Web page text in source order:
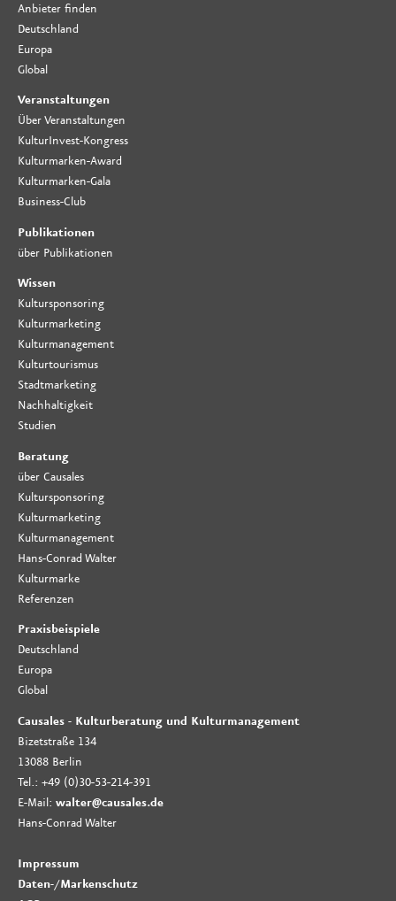
Anbieter finden
Deutschland
Europa
Global
Veranstaltungen
Über Veranstaltungen
KulturInvest-Kongress
Kulturmarken-Award
Kulturmarken-Gala
Business-Club
Publikationen
über Publikationen
Wissen
Kultursponsoring
Kulturmarketing
Kulturmanagement
Kulturtourismus
Stadtmarketing
Nachhaltigkeit
Studien
Beratung
über Causales
Kultursponsoring
Kulturmarketing
Kulturmanagement
Hans-Conrad Walter
Kulturmarke
Referenzen
Praxisbeispiele
Deutschland
Europa
Global
Causales - Kulturberatung und Kulturmanagement
Bizetstraße 134
13088 Berlin
Tel.: +49 (0)30-53-214-391
E-Mail: walter@causales.de
Hans-Conrad Walter
Impressum
Daten-/Markenschutz